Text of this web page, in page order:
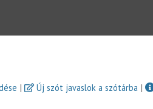
| Új szót javaslok a szótárba |